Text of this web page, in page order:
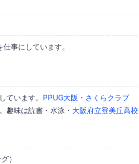
事にしています。
います。 PPUG大阪 ・ さくらクラブ
趣味は読書・水泳・ 大阪府立登美丘高校
）